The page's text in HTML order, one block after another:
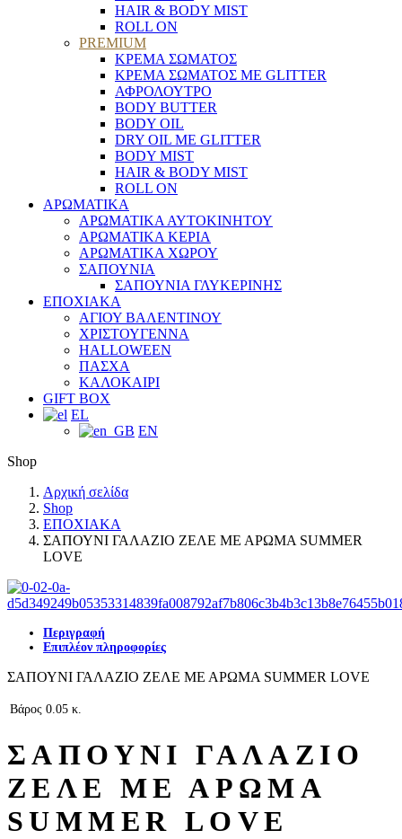
HAIR & BODY MIST
ROLL ON
PREMIUM
ΚΡΕΜΑ ΣΩΜΑΤΟΣ
ΚΡΕΜΑ ΣΩΜΑΤΟΣ ΜΕ GLITTER
ΑΦΡΟΛΟΥΤΡΟ
BODY BUTTER
BODY OIL
DRY OIL ΜΕ GLITTER
BODY MIST
HAIR & BODY MIST
ROLL ON
ΑΡΩΜΑΤΙΚΑ
ΑΡΩΜΑΤΙΚΑ ΑΥΤΟΚΙΝΗΤΟΥ
ΑΡΩΜΑΤΙΚΑ ΚΕΡΙΑ
ΑΡΩΜΑΤΙΚΑ ΧΩΡΟΥ
ΣΑΠΟΥΝΙΑ
ΣΑΠΟΥΝΙΑ ΓΛΥΚΕΡΙΝΗΣ
ΕΠΟΧΙΑΚΑ
ΑΓΙΟΥ ΒΑΛΕΝΤΙΝΟΥ
ΧΡΙΣΤΟΥΓΕΝΝΑ
HALLOWEEN
ΠΑΣΧΑ
ΚΑΛΟΚΑΙΡΙ
GIFT BOX
EL
EN
Shop
Αρχική σελίδα
Shop
ΕΠΟΧΙΑΚΑ
ΣΑΠΟΥΝΙ ΓΑΛΑΖΙΟ ΖΕΛΕ ΜΕ ΑΡΩΜΑ SUMMER
LOVE
Περιγραφή
Επιπλέον πληροφορίες
ΣΑΠΟΥΝΙ ΓΑΛΑΖΙΟ ΖΕΛΕ ΜΕ ΑΡΩΜΑ SUMMER LOVE
Βάρος 0.05 κ.
ΣΑΠΟΥΝΙ ΓΑΛΑΖΙΟ
ΖΕΛΕ ΜΕ ΑΡΩΜΑ
SUMMER LOVE